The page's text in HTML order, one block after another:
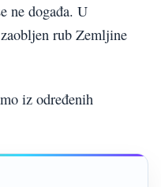
ne događa. U
rub Zemljine
iz određenih